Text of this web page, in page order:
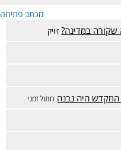
מכתב פתיחה
שקורה במדינה? זיויק
היה נבנה חתול זמני